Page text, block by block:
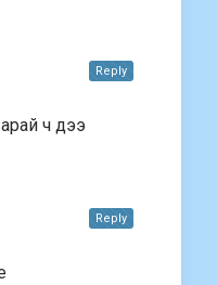
ч дээ
Reply
Reply